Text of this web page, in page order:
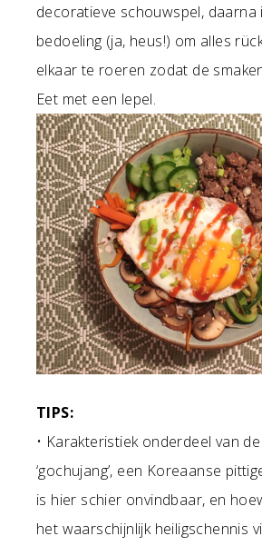
decoratieve schouwspel, daarna
bedoeling (ja, heus!) om alles
elkaar te roeren zodat de
Eet met een lepel.
TIPS:
• Karakteristiek onderdeel van
‘gochujang’, een Koreaanse
is hier schier onvindbaar, en
het waarschijnlijk heiligschennis